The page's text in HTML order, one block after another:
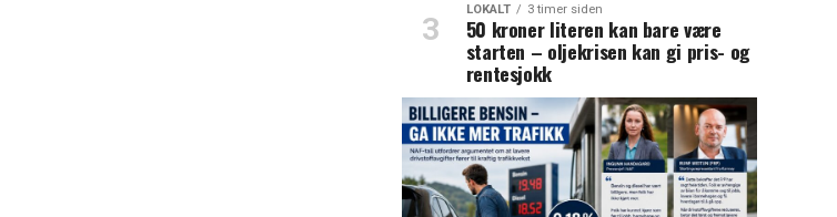
LOKALT 3 timer siden
50 kroner literen kan bare være
starten – oljekrisen kan gi pris- og
rentesjokk